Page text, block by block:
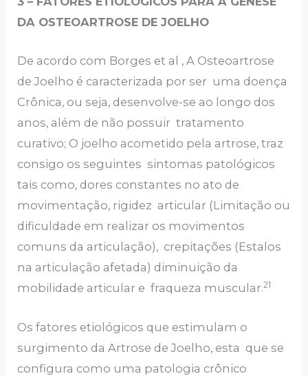
DA OSTEOARTROSE DE JOELHO
De acordo com Borges et al , A Osteoartrose
de Joelho é caracterizada por ser uma doença
Crônica, ou seja, desenvolve-se ao longo dos
anos, além de não possuir tratamento
curativo; O joelho acometido pela artrose, traz
consigo os seguintes sintomas patológicos
tais como, dores constantes no ato de
movimentação, rigidez articular (Limitação ou
dificuldade em realizar os movimentos
comuns da articulação), crepitações (Estalos
na articulação afetada) diminuição da
mobilidade articular e fraqueza muscular.21
Os fatores etiológicos que estimulam o
surgimento da Artrose de Joelho, esta que se
configura como uma patologia crônico